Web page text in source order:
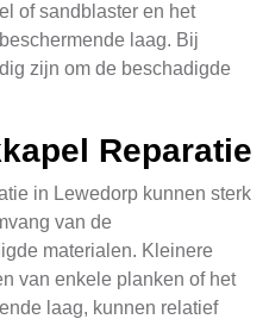
of sandblaster en het
laag. Bij
zijn om de beschadigde
Reparatie
in Lewedorp kunnen sterk
van de
materialen. Kleinere
van enkele planken of het
laag, kunnen relatief